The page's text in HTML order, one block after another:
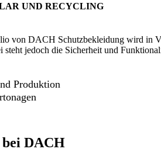
UND RECYCLING
von DACH Schutzbekleidung wird in
jedoch die Sicherheit und
Produktion
bei DACH